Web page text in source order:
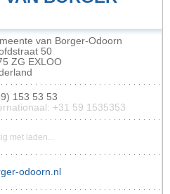
van Borger-Odoorn
50
ZG EXLOO
153 53 53
+31 59 1535353
met laden...
odoorn.nl